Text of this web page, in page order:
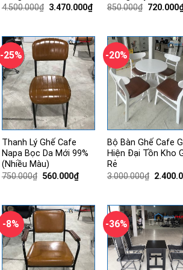
4.500.000₫ Giá
3.470.000₫Giá
3.470.000₫.
850.000₫ Giá
720.000
-25%
Thanh Lý Ghế Cafe
Napa Bọc Da Mới 99%
(Nhiều Màu)
750.000₫ Giá
560.000₫Giá
560.000₫.
-20%
Bộ Bàn Ghế Cafe
Hiện Đại Tồn Kho
Rẻ
3.000.000₫ Giá
-8% -36%